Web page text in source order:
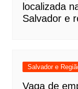
localizada
Salvador e
Salvador e
Vaga de